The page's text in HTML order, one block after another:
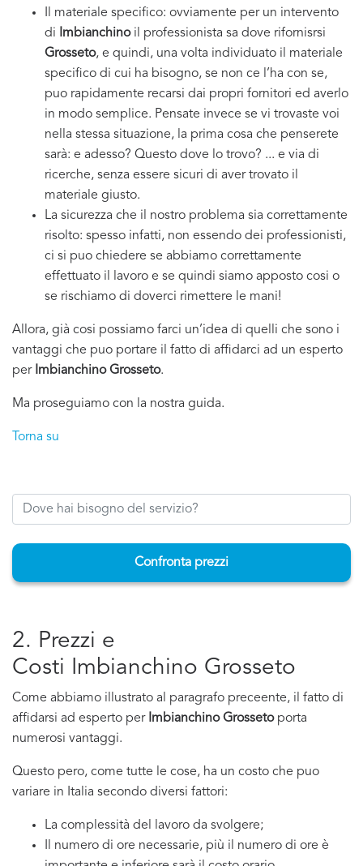
Il materiale specifico: ovviamente per un intervento
di
Imbianchinoil professionista sa dove rifornisrsi
Grosseto, e quindi, una volta individuato il materiale
specifico di cui ha bisogno, se non ce l’ha con se,
puo rapidamente recarsi dai propri fornitori ed averlo
in modo semplice. Pensate invece se vi trovaste voi
nella stessa situazione, la prima cosa che penserete
sarà: e adesso? Questo dove lo trovo? ... e via di
ricerche, senza essere sicuri di aver trovato il
materiale giusto.
La sicurezza che il nostro problema sia correttamente
risolto: spesso infatti, non essendo dei professionisti,
ci si puo chiedere se abbiamo correttamente
effettuato il lavoro e se quindi siamo apposto cosi o
se rischiamo di doverci rimettere le mani!
Allora, già cosi possiamo farci un’idea di quelli che sono i
vantaggi che puo portare il fatto di affidarci ad un esperto
per Imbianchino Grosseto.
Ma proseguiamo con la nostra guida.
Torna su
Confronta prezzi
2. Prezzi e
Costi Imbianchino Grosseto
Come abbiamo illustrato al paragrafo preceente, il fatto di
affidarsi ad esperto per Imbianchino Grossetoporta
numerosi vantaggi.
Questo pero, come tutte le cose, ha un costo che puo
variare in Italia secondo diversi fattori:
La complessità del lavoro da svolgere;
Il numero di ore necessarie, più il numero di ore è